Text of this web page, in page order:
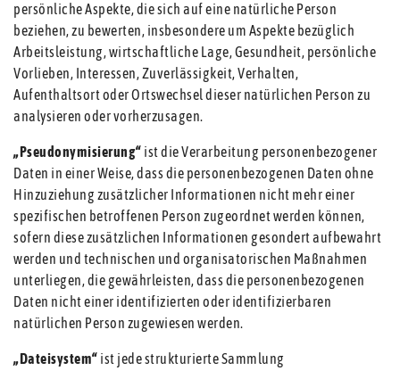
persönliche Aspekte, die sich auf eine natürliche Person
beziehen, zu bewerten, insbesondere um Aspekte bezüglich
Arbeitsleistung, wirtschaftliche Lage, Gesundheit, persönliche
Vorlieben, Interessen, Zuverlässigkeit, Verhalten,
Aufenthaltsort oder Ortswechsel dieser natürlichen Person zu
analysieren oder vorherzusagen.
„Pseudonymisierung“ ist die Verarbeitung personenbezogener
Daten in einer Weise, dass die personenbezogenen Daten ohne
Hinzuziehung zusätzlicher Informationen nicht mehr einer
spezifischen betroffenen Person zugeordnet werden können,
sofern diese zusätzlichen Informationen gesondert aufbewahrt
werden und technischen und organisatorischen Maßnahmen
unterliegen, die gewährleisten, dass die personenbezogenen
Daten nicht einer identifizierten oder identifizierbaren
natürlichen Person zugewiesen werden.
„Dateisystem“ ist jede strukturierte Sammlung